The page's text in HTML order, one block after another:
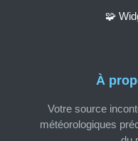
À
Votre source
météorologiques
🧩